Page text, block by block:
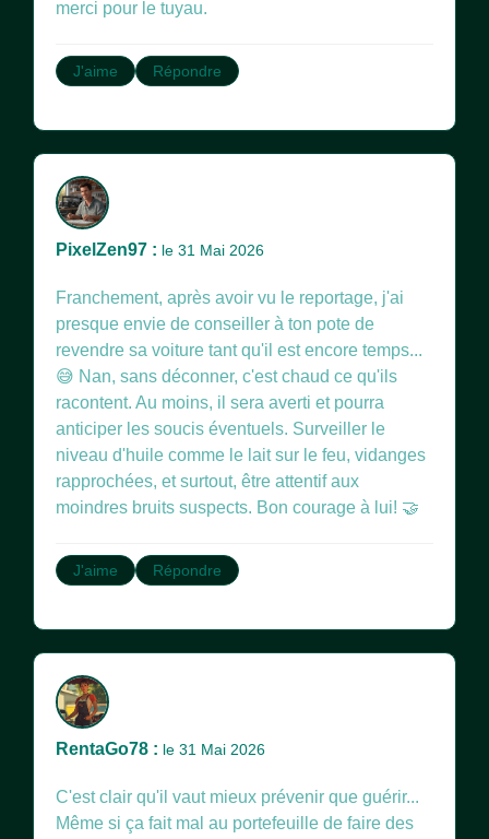
merci pour le tuyau.
J'aime Répondre
PixelZen97 : le 31 Mai 2026
Franchement, après avoir vu le reportage, j'ai
presque envie de conseiller à ton pote de
revendre sa voiture tant qu'il est encore temps...
😅 Nan, sans déconner, c'est chaud ce qu'ils
racontent. Au moins, il sera averti et pourra
anticiper les soucis éventuels. Surveiller le
niveau d'huile comme le lait sur le feu, vidanges
rapprochées, et surtout, être attentif aux
moindres bruits suspects. Bon courage à lui! 🤝
J'aime Répondre
RentaGo78 : le 31 Mai 2026
C'est clair qu'il vaut mieux prévenir que guérir...
Même si ça fait mal au portefeuille de faire des